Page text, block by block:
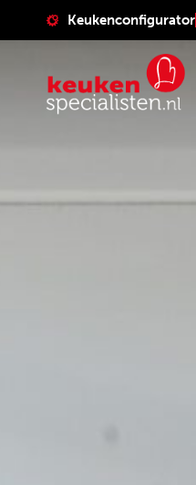
Keukenconfigurator